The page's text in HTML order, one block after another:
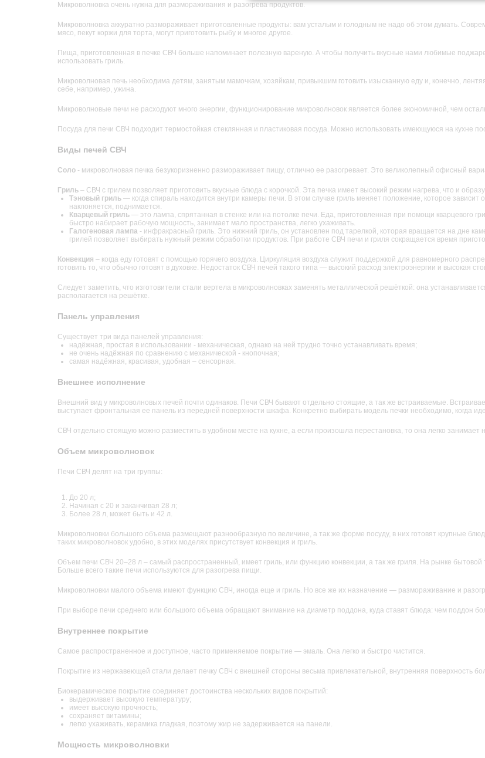
р
Микроволновка очень нужна для размораживания и разогрева продуктов.
Микроволновка аккуратно размораживает приготовленные продукты: вам усталым и голодным не надо об этом думать.
мясо, пекут коржи для торта, могут приготовить рыбу и многое другое.
Пища, приготовленная в печке СВЧ больше напоминает полезную вареную. А чтобы получить вкусные нами любимые
использовать гриль.
Микроволновая печь необходима детям, занятым мамочкам, хозяйкам, привыкшим готовить изысканную еду и, конечно,
себе, например, ужина.
Микроволновые печи не расходуют много энергии, функционирование микроволновок является более экономичной, чем
Посуда для печи СВЧ подходит термостойкая стеклянная и пластиковая посуда. Можно использовать имеющуюся на кухне
Виды печей СВЧ
Соло - микроволновая печка безукоризненно размораживает пищу, отлично ее разогревает. Это великолепный офисный
Гриль – СВЧ с грилем позволяет приготовить вкусные блюда с корочкой. Эта печка имеет высокий режим нагрева, что и
Тэновый гриль — когда спираль находится внутри камеры печи. В этом случае гриль меняет положение, которое зависит
наклоняется, поднимается.
Кварцевый гриль — это лампа, спрятанная в стенке или на потолке печи. Еда, приготовленная при помощи кварцевого
быстро набирает рабочую мощность, занимает мало пространства, легко ухаживать.
Галогеновая лампа - инфракрасный гриль. Это нижний гриль, он установлен под тарелкой, которая вращается на дне
грилей позволяет выбирать нужный режим обработки продуктов. При работе СВЧ печи и гриля сокращается время
Конвекция – когда еду готовят с помощью горячего воздуха. Циркуляция воздуха служит поддержкой для равномерного
готовить то, что обычно готовят в духовке. Недостаток СВЧ печей такого типа — высокий расход электроэнергии и высокая
Следует заметить, что изготовители стали вертела в микроволновках заменять металлической решёткой: она
располагается на решётке.
Панель управления
Существует три вида панелей управления:
надёжная, простая в использовании - механическая, однако на ней трудно точно устанавливать время;
не очень надёжная по сравнению с механической - кнопочная;
самая надёжная, красивая, удобная – сенсорная.
Внешнее исполнение
Внешний вид у микроволновых печей почти одинаков. Печи СВЧ бывают отдельно стоящие, а так же встраиваемые.
выступает фронтальная ее панель из передней поверхности шкафа. Конкретно выбирать модель печки необходимо, когда
СВЧ отдельно стоящую можно разместить в удобном месте на кухне, а если произошла перестановка, то она легко занимает
Объем микроволновок
Печи СВЧ делят на три группы:
До 20 л;
Начиная с 20 и заканчивая 28 л;
Более 28 л, может быть и 42 л.
Микроволновки большого объема размещают разнообразную по величине, а так же форме посуду, в них готовят крупные
таких микроволновок удобно, в этих моделях присутствует конвекция и гриль.
Объем печи СВЧ 20–28 л – самый распространенный, имеет гриль, или функцию конвекции, а так же гриля. На рынке
Больше всего такие печи используются для разогрева пищи.
Микроволновки малого объема имеют функцию СВЧ, иногда еще и гриль. Но все же их назначение — размораживание и
При выборе печи среднего или большого объема обращают внимание на диаметр поддона, куда ставят блюда: чем поддон
Внутреннее покрытие
Самое распространенное и доступное, часто применяемое покрытие — эмаль. Она легко и быстро чистится.
Покрытие из нержавеющей стали делает печку СВЧ с внешней стороны весьма привлекательной, внутренняя поверхность
Биокерамическое покрытие соединяет достоинства нескольких видов покрытий:
выдерживает высокую температуру;
имеет высокую прочность;
сохраняет витамины;
легко ухаживать, керамика гладкая, поэтому жир не задерживается на панели.
Мощность микроволновки